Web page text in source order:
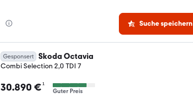
Suche speichern
Gesponsert Skoda Octavia
Combi Selection 2,0 TDI 7
30.890 €¹
Guter Preis